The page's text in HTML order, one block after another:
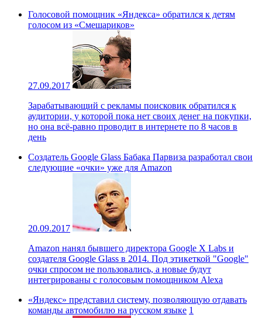
Голосовой помощник «Яндекса» обратился к детям
голосом из «Смешариков»
27.09.2017
Зарабатывающий с рекламы поисковик обратился к
аудитории, у которой пока нет своих денег на покупки,
но она всё-равно проводит в интернете по 8 часов в
день
Создатель Google Glass Бабака Парвиза разработал свои
следующие «очки» уже для Amazon
20.09.2017
Amazon нанял бывшего директора Google X Labs и
создателя Google Glass в 2014. Под этикеткой "Google"
очки спросом не пользовались, а новые будут
интегрированы с голосовым помощником Alexa
«Яндекс» представил систему, позволяющую отдавать
команды автомобилю на русском языке 1